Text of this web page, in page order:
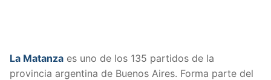
La Matanza es uno de los 135 partidos de la
provincia argentina de Buenos Aires. Forma parte del